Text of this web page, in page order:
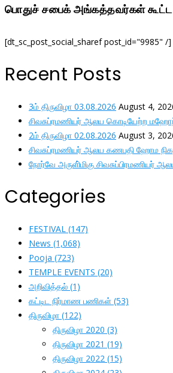
பொதுச் சபைக் அங்கத்தவர்கள் கூட்ட
[dt_sc_post_social_sharef post_id="9985" /]
Recent Posts
3ம் திருவிழா 03.08.2026 August 4,
சிவசுப்ரமணியர் ஆலய கொடியேற்ற
2ம் திருவிழா 02.08.2026 August 3,
சிவசுப்ரமணியர் ஆலய கணபதி ஹோம
நோர்வே அருளி்மிகு
Categories
FESTIVAL (147)
News (1,068)
Pooja (723)
TEMPLE EVENTS (20)
அறிவித்தல் (1)
கட்டிட நிர்மாண பணிகள் (53)
திருவிழா (122)
திருவிழா 2020 (3)
திருவிழா 2021 (19)
திருவிழா 2022 (15)